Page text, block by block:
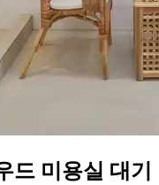
드 미용실 대기